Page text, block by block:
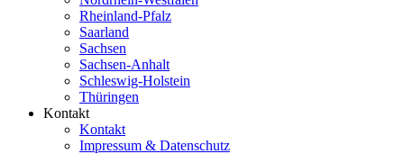
Rheinland-Pfalz
Saarland
Sachsen
Sachsen-Anhalt
Schleswig-Holstein
Thüringen
Kontakt
Kontakt
Impressum & Datenschutz